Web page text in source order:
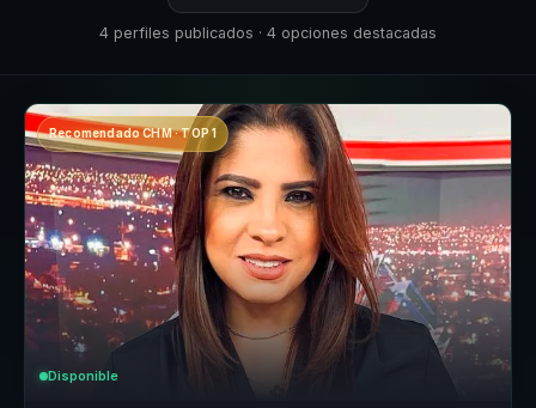
4 perfiles publicados · 4 opciones destacadas
Recomendado CHM · TOP 1
Disponible